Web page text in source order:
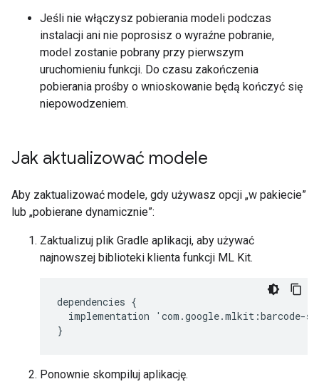
Jeśli nie włączysz pobierania modeli podczas
instalacji ani nie poprosisz o wyraźne pobranie,
model zostanie pobrany przy pierwszym
uruchomieniu funkcji. Do czasu zakończenia
pobierania prośby o wnioskowanie będą kończyć się
niepowodzeniem.
Jak aktualizować modele
Aby zaktualizować modele, gdy używasz opcji „w pakiecie”
lub „pobierane dynamicznie”:
Zaktualizuj plik Gradle aplikacji, aby używać
najnowszej biblioteki klienta funkcji ML Kit.
dependencies {
implementation
' com .google.mlkit :barcode-
}
Ponownie skompiluj aplikację.